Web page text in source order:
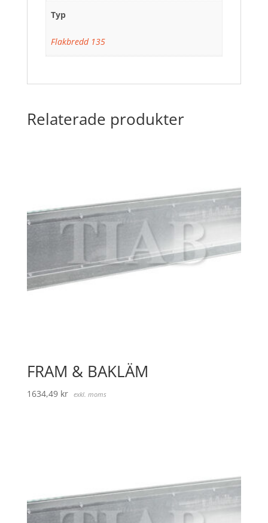
Typ
Flakbredd 135
Relaterade produkter
FRAM & BAKLÄM
1634,49 kr exkl. moms